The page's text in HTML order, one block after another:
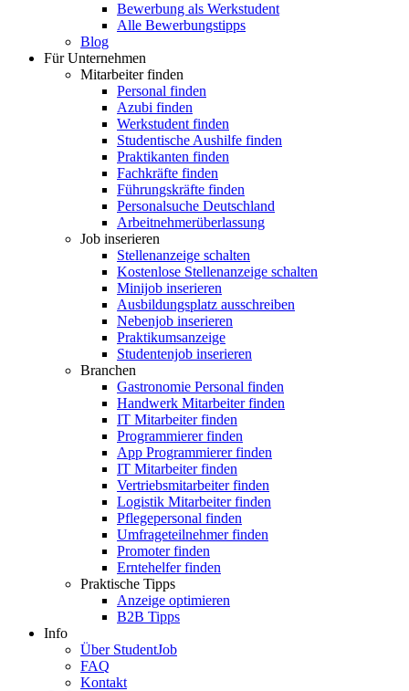
Bewerbung als Werkstudent
Alle Bewerbungstipps
Blog
Für Unternehmen
Mitarbeiter finden
Personal finden
Azubi finden
Werkstudent finden
Studentische Aushilfe finden
Praktikanten finden
Fachkräfte finden
Führungskräfte finden
Personalsuche Deutschland
Arbeitnehmerüberlassung
Job inserieren
Stellenanzeige schalten
Kostenlose Stellenanzeige schalten
Minijob inserieren
Ausbildungsplatz ausschreiben
Nebenjob inserieren
Praktikumsanzeige
Studentenjob inserieren
Branchen
Gastronomie Personal finden
Handwerk Mitarbeiter finden
IT Mitarbeiter finden
Programmierer finden
App Programmierer finden
IT Mitarbeiter finden
Vertriebsmitarbeiter finden
Logistik Mitarbeiter finden
Pflegepersonal finden
Umfrageteilnehmer finden
Promoter finden
Erntehelfer finden
Praktische Tipps
Anzeige optimieren
B2B Tipps
Info
Über StudentJob
FAQ
Kontakt